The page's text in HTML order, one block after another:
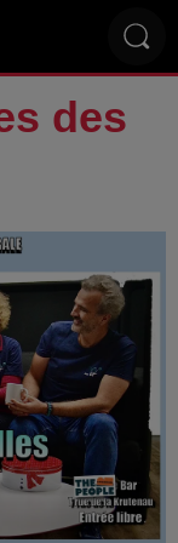
des